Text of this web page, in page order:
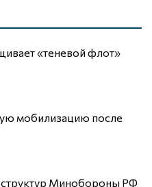
«теневой флот»
мобилизацию после
Минобороны РФ